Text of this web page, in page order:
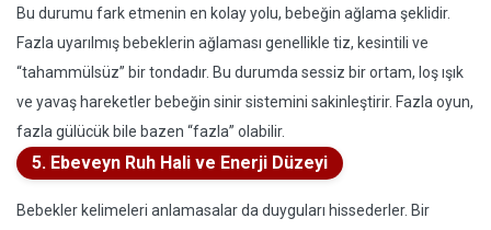
Bu durumu fark etmenin en kolay yolu, bebeğin ağlama şeklidir.
Fazla uyarılmış bebeklerin ağlaması genellikle tiz, kesintili ve
“tahammülsüz” bir tondadır. Bu durumda sessiz bir ortam, loş ışık
ve yavaş hareketler bebeğin sinir sistemini sakinleştirir. Fazla oyun,
fazla gülücük bile bazen “fazla” olabilir.
5. Ebeveyn Ruh Hali ve Enerji Düzeyi
Bebekler kelimeleri anlamasalar da duyguları hissederler. Bir